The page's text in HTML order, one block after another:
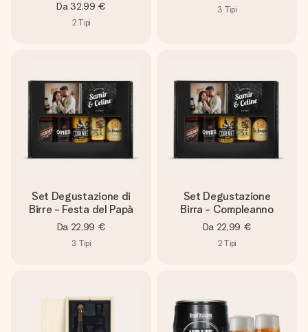
Da 32,99 €
2 Tipi
3 Tipi
Set Degustazione di
Birre - Festa del Papà
Da 22,99 €
3 Tipi
Set Degustazione
Birra - Compleanno
Da 22,99 €
2 Tipi